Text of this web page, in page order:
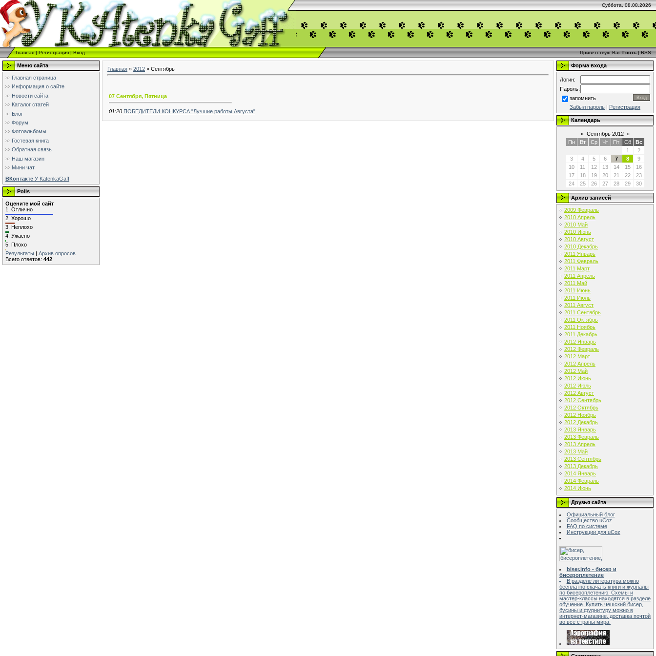
Суббота, 08.08.2026
Главная|Регистрация|Вход Приветствую Вас Гость|RSS
Меню сайта
Главная страница
Информация о сайте
Новости сайта
Каталог статей
Блог
Форум
Фотоальбомы
Гостевая книга
Обратная связь
Наш магазин
Мини чат
ВКонтакте У KatenkaGaff
Polls
Оцените мой сайт
1. Отлично
2. Хорошо
3. Неплохо
4. Ужасно
5. Плохо
Результаты | Архив опросов
Всего ответов: 442
Главная » 2012 » Сентябрь
07 Сентября, Пятница
01:20 ПОБЕДИТЕЛИ КОНКУРСА "Лучшие работы Августа"
Форма входа
Логин:
Пароль:
запомнить
Забыл пароль | Регистрация
Календарь
« Сентябрь 2012 »
Пн
Вт Ср Чт Пт Сб
Вс
1
2
3
4 5 6 7 8
9
10
11 12 13 14 15
16
17
18 19 20 21 22
23
24
25 26 27 28 29 30
Архив записей
2009 Февраль
2010 Апрель
2010 Май
2010 Июнь
2010 Август
2010 Декабрь
2011 Январь
2011 Февраль
2011 Март
2011 Апрель
2011 Май
2011 Июнь
2011 Июль
2011 Август
2011 Сентябрь
2011 Октябрь
2011 Ноябрь
2011 Декабрь
2012 Январь
2012 Февраль
2012 Март
2012 Апрель
2012 Май
2012 Июнь
2012 Июль
2012 Август
2012 Сентябрь
2012 Октябрь
2012 Ноябрь
2012 Декабрь
2013 Январь
2013 Февраль
2013 Апрель
2013 Май
2013 Сентябрь
2013 Декабрь
2014 Январь
2014 Февраль
2014 Июнь
Друзья сайта
Официальный блог
Сообщество uCoz
FAQ по системе
Инструкции для uCoz
biser.info - бисер и
бисероплетение
В разделе литература можно
бесплатно скачать книги и журналы
по бисероплетению. Схемы и
мастер-классы находятся в разделе
обучение. Купить чешский бисер,
бусины и фурнитуру можно в
интернет-магазине, доставка почтой
во все страны мира.